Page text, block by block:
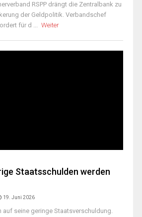
RSPP drängt die Zentralbank zu
der Geldpolitik. Verbandschef
für d ... Weiter
Staatsschulden werden
19. Juni 2026
auf seine geringe Staatsverschuldung.